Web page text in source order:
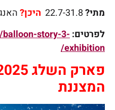
מתי?22.7-31.8 היכן?האנגר 11,
לפרטים:story-3-
exhibition/
המצננת